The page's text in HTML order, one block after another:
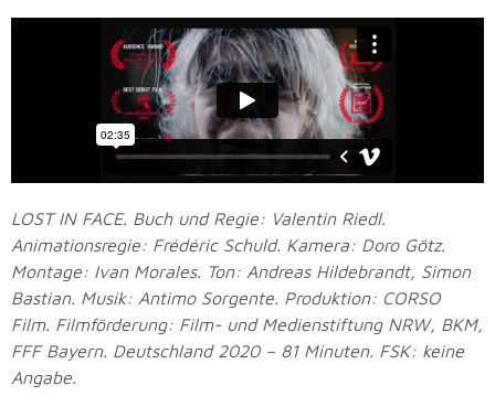
LOST IN FACE. Buch und Regie: Valentin Riedl.
Animationsregie: Frédéric Schuld. Kamera: Doro Götz.
Montage: Ivan Morales. Ton: Andreas Hildebrandt, Simon
Bastian. Musik: Antimo Sorgente. Produktion: CORSO
Film. Filmförderung: Film- und Medienstiftung NRW, BKM,
FFF Bayern. Deutschland 2020 – 81 Minuten. FSK: keine
Angabe.